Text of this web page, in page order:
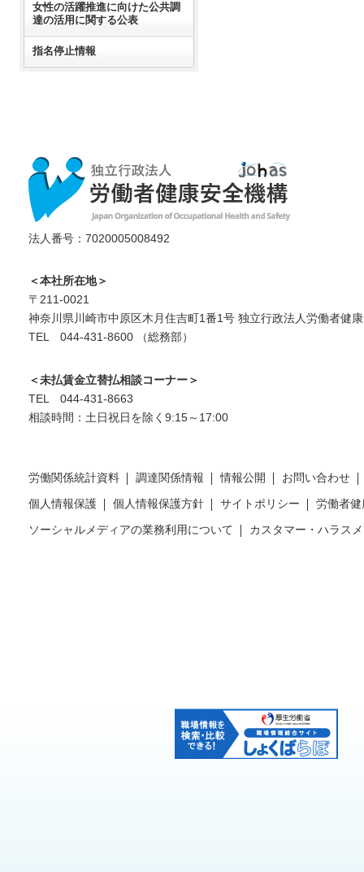
女性の活躍推進に向けた公共調
達の活用に関する公表
指名停止情報
法人番号：7020005008492
＜本社所在地＞
〒211-0021
神奈川県川崎市中原区木月住吉町1番1号 独立行政法人労働者健
TEL 044-431-8600 （総務部）
＜未払賃金立替払相談コーナー＞
TEL 044-431-8663
相談時間：土日祝日を除く9:15～17:00
労働関係統計資料 調達関係情報 情報公開
お問い合わせ
個人情報保護
個人情報保護方針 サイトポリシー
労働者
ソーシャルメディアの業務利用について
カスタマー・ハラス